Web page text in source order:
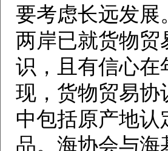
要考虑长远发展
两岸已就货物贸
识，且有信心在
现，货物贸易协
中包括原产地
品。海协会与海